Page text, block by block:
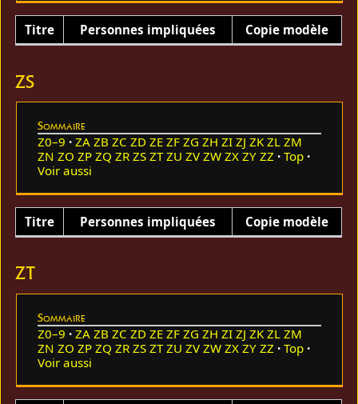
Titre Personnes impliquées Copie modèle
ZS
Sommaire
Z0–9 ZA ZB ZC ZD ZE ZF ZG ZH ZI ZJ ZK ZL ZM
ZN ZO ZP ZQ ZR ZS ZT ZU ZV ZW ZX ZY ZZ
Top
Voir aussi
Titre Personnes impliquées Copie modèle
ZT
Sommaire
Z0–9 ZA ZB ZC ZD ZE ZF ZG ZH ZI ZJ ZK ZL ZM
ZN ZO ZP ZQ ZR ZS ZT ZU ZV ZW ZX ZY ZZ
Top
Voir aussi